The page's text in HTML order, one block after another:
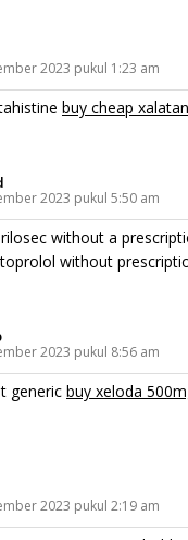
2023 pukul 1:23 am
buy cheap xalatan
2023 pukul 5:50 am
without a
without
2023 pukul 8:56 am
generic buy xeloda
2023 pukul 2:19 am